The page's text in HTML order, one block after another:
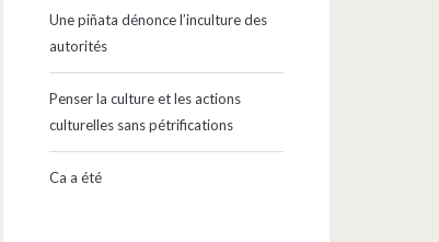
Une piñata dénonce l’inculture des
autorités
Penser la culture et les actions
culturelles sans pétrifications
Ca a été